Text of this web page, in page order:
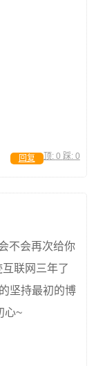
顶: 0 踩: 0
回复
不会再次给你
联网三年了
坚持最初的博
心~